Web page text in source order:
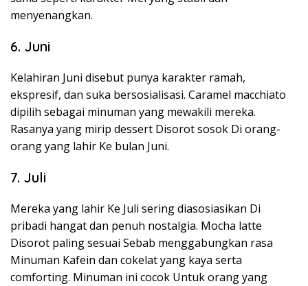
menyenangkan.
6. Juni
Kelahiran Juni disebut punya karakter ramah,
ekspresif, dan suka bersosialisasi. Caramel macchiato
dipilih sebagai minuman yang mewakili mereka.
Rasanya yang mirip dessert Disorot sosok Di orang-
orang yang lahir Ke bulan Juni.
7. Juli
Mereka yang lahir Ke Juli sering diasosiasikan Di
pribadi hangat dan penuh nostalgia. Mocha latte
Disorot paling sesuai Sebab menggabungkan rasa
Minuman Kafein dan cokelat yang kaya serta
comforting. Minuman ini cocok Untuk orang yang